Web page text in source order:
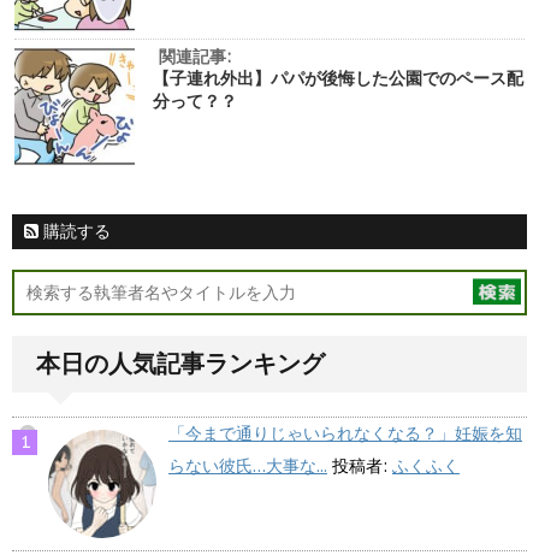
関連記事:
【子連れ外出】パパが後悔した公園でのペース配
分って？？
購読する
本日の人気記事ランキング
「今まで通りじゃいられなくなる？」妊娠を知
らない彼氏…大事な... 投稿者: ふくふく